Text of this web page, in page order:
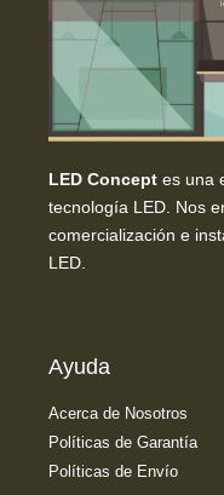
LED Concept es una
tecnología LED. Nos
comercialización e
LED.
Ayuda
Acerca de Nosotros
Políticas de Garantía
Políticas de Envío